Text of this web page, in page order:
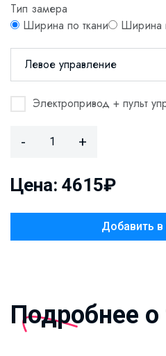
Тип замера
Ширина по ткани
Ширина
Левое управление
Электропривод + пульт
- +
Цена: 4615₽
Подробнее о